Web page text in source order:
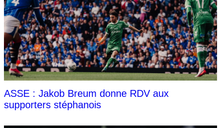
ASSE : Jakob Breum donne RDV aux
supporters stéphanois